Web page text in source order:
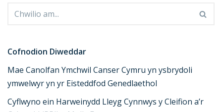
Cofnodion Diweddar
Mae Canolfan Ymchwil Canser Cymru yn ysbrydoli
ymwelwyr yn yr Eisteddfod Genedlaethol
Cyflwyno ein Harweinydd Lleyg Cynnwys y Cleifion a’r